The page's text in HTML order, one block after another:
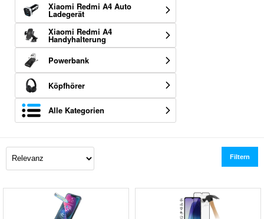
Xiaomi Redmi A4 Auto
Ladegerät
Xiaomi Redmi A4
Handyhalterung
Powerbank
Köpfhörer
Alle Kategorien
Filtern